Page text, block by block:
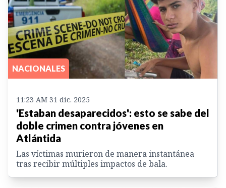
NACIONALES
11:23 AM 31 dic. 2025
'Estaban desaparecidos': esto se sabe del
doble crimen contra jóvenes en
Atlántida
Las víctimas murieron de manera instantánea
tras recibir múltiples impactos de bala.